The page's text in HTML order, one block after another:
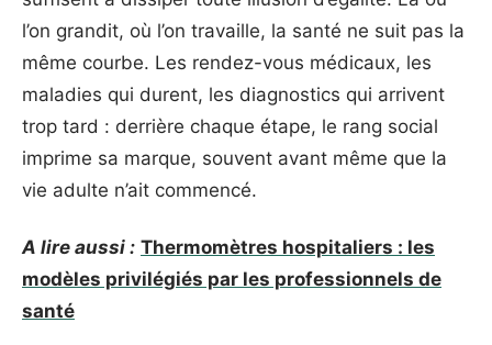
l’on grandit, où l’on travaille, la santé ne suit pas la
même courbe. Les rendez-vous médicaux, les
maladies qui durent, les diagnostics qui arrivent
trop tard : derrière chaque étape, le rang social
imprime sa marque, souvent avant même que la
vie adulte n’ait commencé.
A lire aussi : Thermomètres hospitaliers : les
modèles privilégiés par les professionnels de
santé